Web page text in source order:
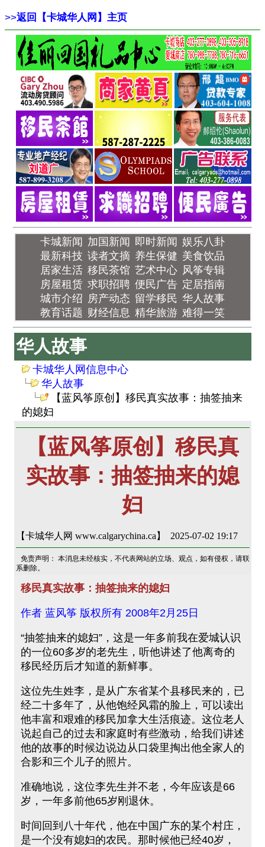
>>返回【卡城华人网】主页
卡城新闻 加国新闻 即时新闻 娱乐八卦
最新科技 读者文摘 养生保健 美食饮品
居家生活 移民茶馆 艺术中心 风筝专辑
房屋租赁 求职招聘 便民广告 定居指南
城市介绍 房产动态 留学移民 华人故事
教育话题 财经信息 精华旅游 难得一笑
华人故事
卡城华人网信息中心
华人故事
【蓝风筝原创】移民真实故事：抽签抽来
的媳妇
【蓝风筝原创】移民真
实故事：抽签抽来的媳
妇
【卡城华人网 www.calgarychina.ca】 2025-07-02 19:17
免责声明： 本消息未经核实，不代表网站的立场、观点，如有侵权，请联
系删除。
移民真实故事：抽签抽来的媳妇
作者 蓝风筝 版权所有 2008年2月25日
“抽签抽来的媳妇”，这是一年多前我在爱城认识
的一位60多岁的老先生，听他讲述了他离奇的
移民经历后才知道的新鲜事。
这位先生姓李，是从广东省某个县移民来的，已
经二十多年了，从他饱经风霜的脸上，可以读出
他丰富和艰难的移民加拿大生活痕迹。这位老人
说起自己的过去和家庭时有些激动，给我们讲述
他的故事的时候边说边从口袋里掏出他全家人的
合影和三个儿子的照片。
准确地说，这位李先生并不老，今年应该是66
岁，一年多前他65岁刚退休。
时间回到八十年代，他在中国广东的某个村庄，
是一个没有媳妇的农民。那时候他已经40岁，